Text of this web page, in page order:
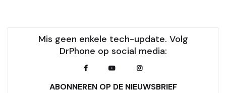
Mis geen enkele tech-update. Volg
DrPhone op social media:
ABONNEREN OP DE NIEUWSBRIEF